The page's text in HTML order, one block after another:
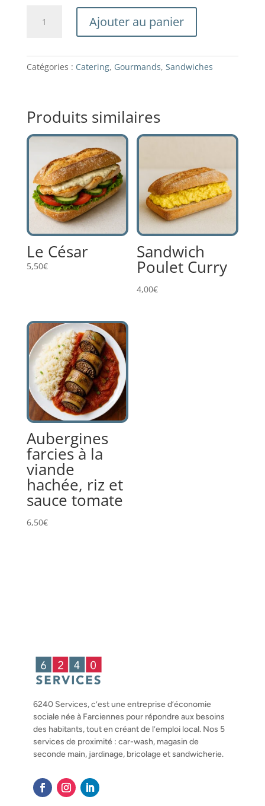
Ajouter au panier
Catégories : Catering, Gourmands, Sandwiches
Produits similaires
Le César
5,50€
Sandwich
Poulet Curry
4,00€
Aubergines
farcies à la
viande
hachée, riz et
sauce tomate
6,50€
6240 Services, c’est une entreprise d’économie
sociale née à Farciennes pour répondre aux besoins
des habitants, tout en créant de l’emploi local. Nos 5
services de proximité : car-wash, magasin de
seconde main, jardinage, bricolage et sandwicherie.